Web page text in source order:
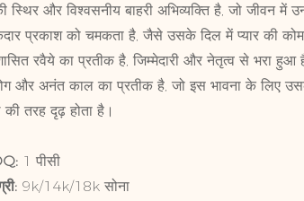
स्थिर और विश्वसनीय बाहरी अभिव्यक्ति है, जो जीवन
प्रकाश को चमकता है, जैसे उसके दिल में प्यार की
रवैये का प्रतीक है, जिम्मेदारी और नेतृत्व से भरा
और अनंत काल का प्रतीक है, जो इस भावना के लिए
तरह दृढ़ होता है।
1
9k/14k/18k